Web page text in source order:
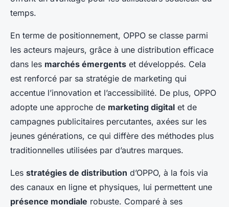
temps.
En terme de positionnement, OPPO se classe parmi
les acteurs majeurs, grâce à une distribution efficace
dans les marchés émergents et développés. Cela
est renforcé par sa stratégie de marketing qui
accentue l’innovation et l’accessibilité. De plus, OPPO
adopte une approche de marketing digital et de
campagnes publicitaires percutantes, axées sur les
jeunes générations, ce qui diffère des méthodes plus
traditionnelles utilisées par d’autres marques.
Les stratégies de distribution d’OPPO, à la fois via
des canaux en ligne et physiques, lui permettent une
présence mondiale robuste. Comparé à ses